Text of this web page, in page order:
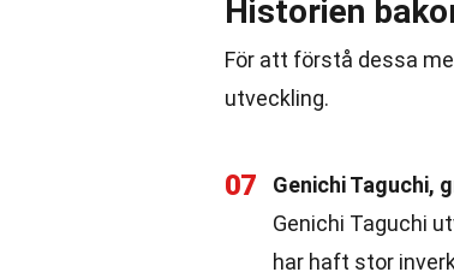
Historien
För att förstå dessa
utveckling.
07
Genichi Taguchi,
Genichi Taguchi
har haft stor